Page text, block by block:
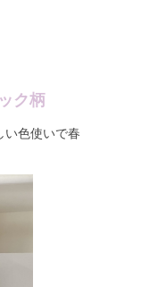
ク柄
い色使いで春